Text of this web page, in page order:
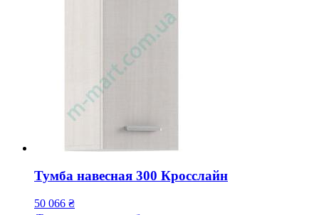
Тумба навесная 300 Кросслайн
50 066 ₴